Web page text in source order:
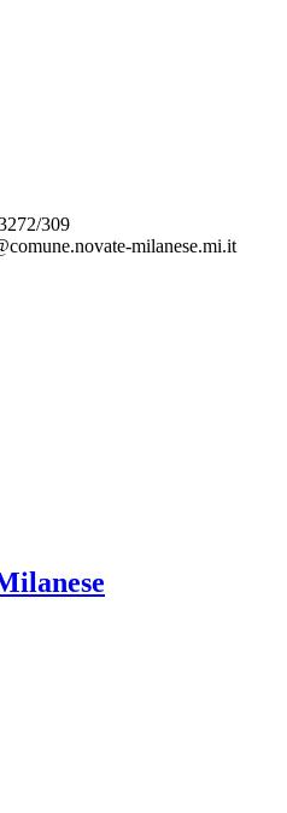
309
milanese.mi.it